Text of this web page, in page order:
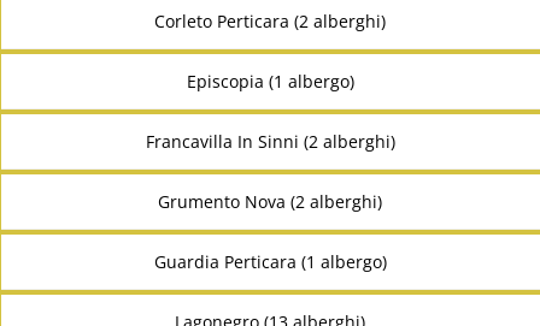
Corleto Perticara (2 alberghi)
Episcopia (1 albergo)
Francavilla In Sinni (2 alberghi)
Grumento Nova (2 alberghi)
Guardia Perticara (1 albergo)